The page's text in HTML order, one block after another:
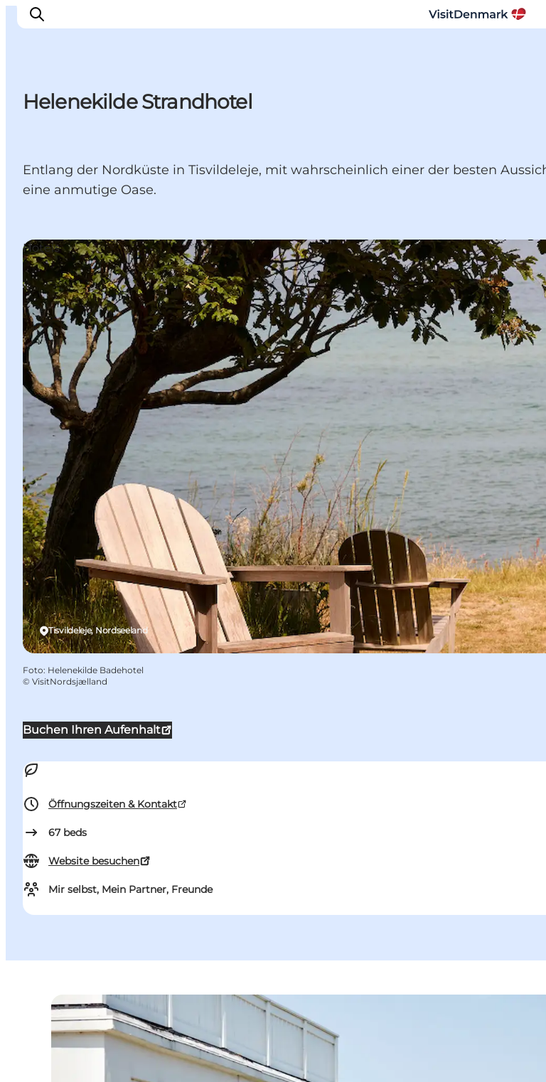
Erlebnisse
Unterkünfte
Reiseplanung
Helenekilde Strandhotel
Entlang der Nordküste in Tisvildeleje, mit wahrscheinlich einer der besten
eine anmutige Oase.
Buchen Ihren Aufenhalt
Öffnungszeiten & Kontakt
67 beds
Website besuchen
Mir selbst, Mein Partner, Freunde
Tisvildeleje, Nordseeland
Hotels
Foto: Helenekilde Badehotel
© VisitNordsjælland